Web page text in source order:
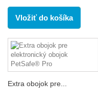
Vložiť do košíka
Extra obojok pre...